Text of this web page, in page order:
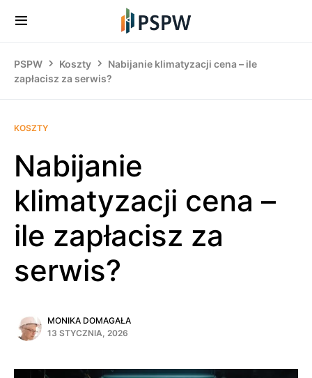
PSPW Koszty
Nabijanie klimatyzacji cena – ile
zapłacisz za serwis?
KOSZTY
Nabijanie
klimatyzacji cena –
ile zapłacisz za
serwis?
MONIKA DOMAGAŁA
13 STYCZNIA, 2026